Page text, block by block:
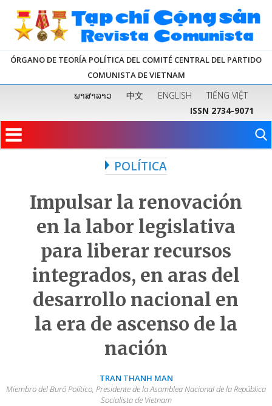
ÓRGANO DE TEORÍA POLÍTICA DEL COMITÉ CENTRAL DEL PARTIDO
COMUNISTA DE VIETNAM
ພາສາລາວ 中文 ENGLISH
TIẾNG VIỆT
ISSN 2734-9071
POLÍTICA
Impulsar la renovación
en la labor legislativa
para liberar recursos
integrados, en aras del
desarrollo nacional en
la era de ascenso de la
nación
TRAN THANH MAN
Miembro del Buró Político, Presidente de la Asamblea Nacional de la República
Socialista de Vietnam